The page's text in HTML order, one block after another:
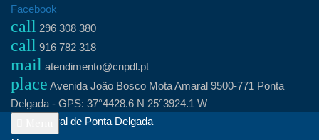
Skip
content
Facebook
call 296 308 380
call 916 782 318
mail atendimento@cnpdl.pt
place Avenida João Bosco Mota Amaral 9500-771 Ponta
Delgada - GPS: 37°4428.6 N 25°3924.1 W
Clube Naval de Ponta Delgada